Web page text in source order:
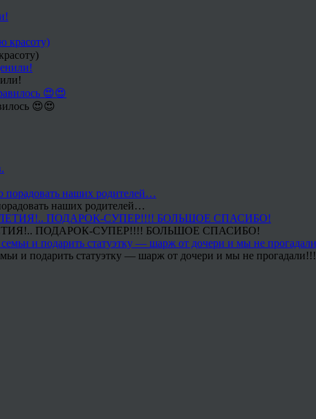
😍😍
наших родителей…
ПОДАРОК-СУПЕР!!!! БОЛЬШОЕ СПАСИБО!
и подарить статуэтку — шарж от дочери и мы не прогадали!!!